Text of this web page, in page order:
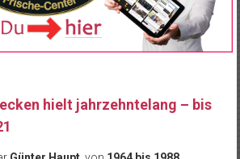
hielt jahrzehntelang – bis